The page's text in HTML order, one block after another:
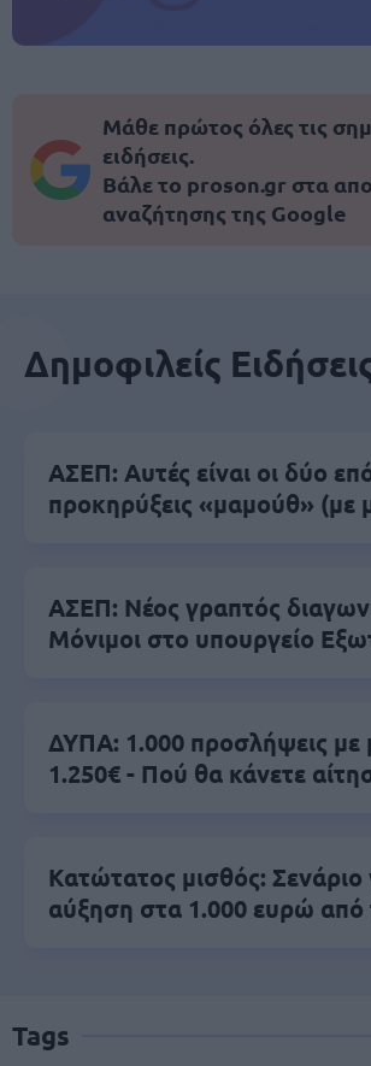
Μάθε πρώτος όλες τις
ειδήσεις.
Βάλε το proson.gr στα
αναζήτησης της Google
Δημοφιλείς
ΑΣΕΠ: Αυτές είναι οι δύο
προκηρύξεις «μαμούθ» (με
ΑΣΕΠ: Νέος γραπτός
Μόνιμοι στο υπουργείο
ΔΥΠΑ: 1.000 προσλήψεις με
1.250€ - Πού θα κάνετε
Κατώτατος μισθός: Σενάριο
αύξηση στα 1.000 ευρώ από
Tags